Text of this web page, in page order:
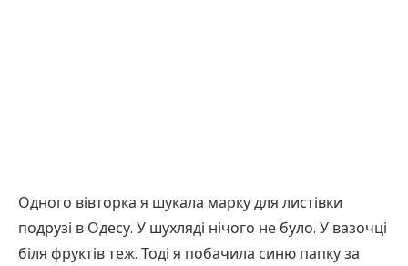
Одного вівторка я шукала марку для листівки
подрузі в Одесу. У шухляді нічого не було. У вазочці
біля фруктів теж. Тоді я побачила синю папку за